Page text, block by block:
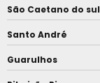
São Caetano do sul
Santo André
Guarulhos